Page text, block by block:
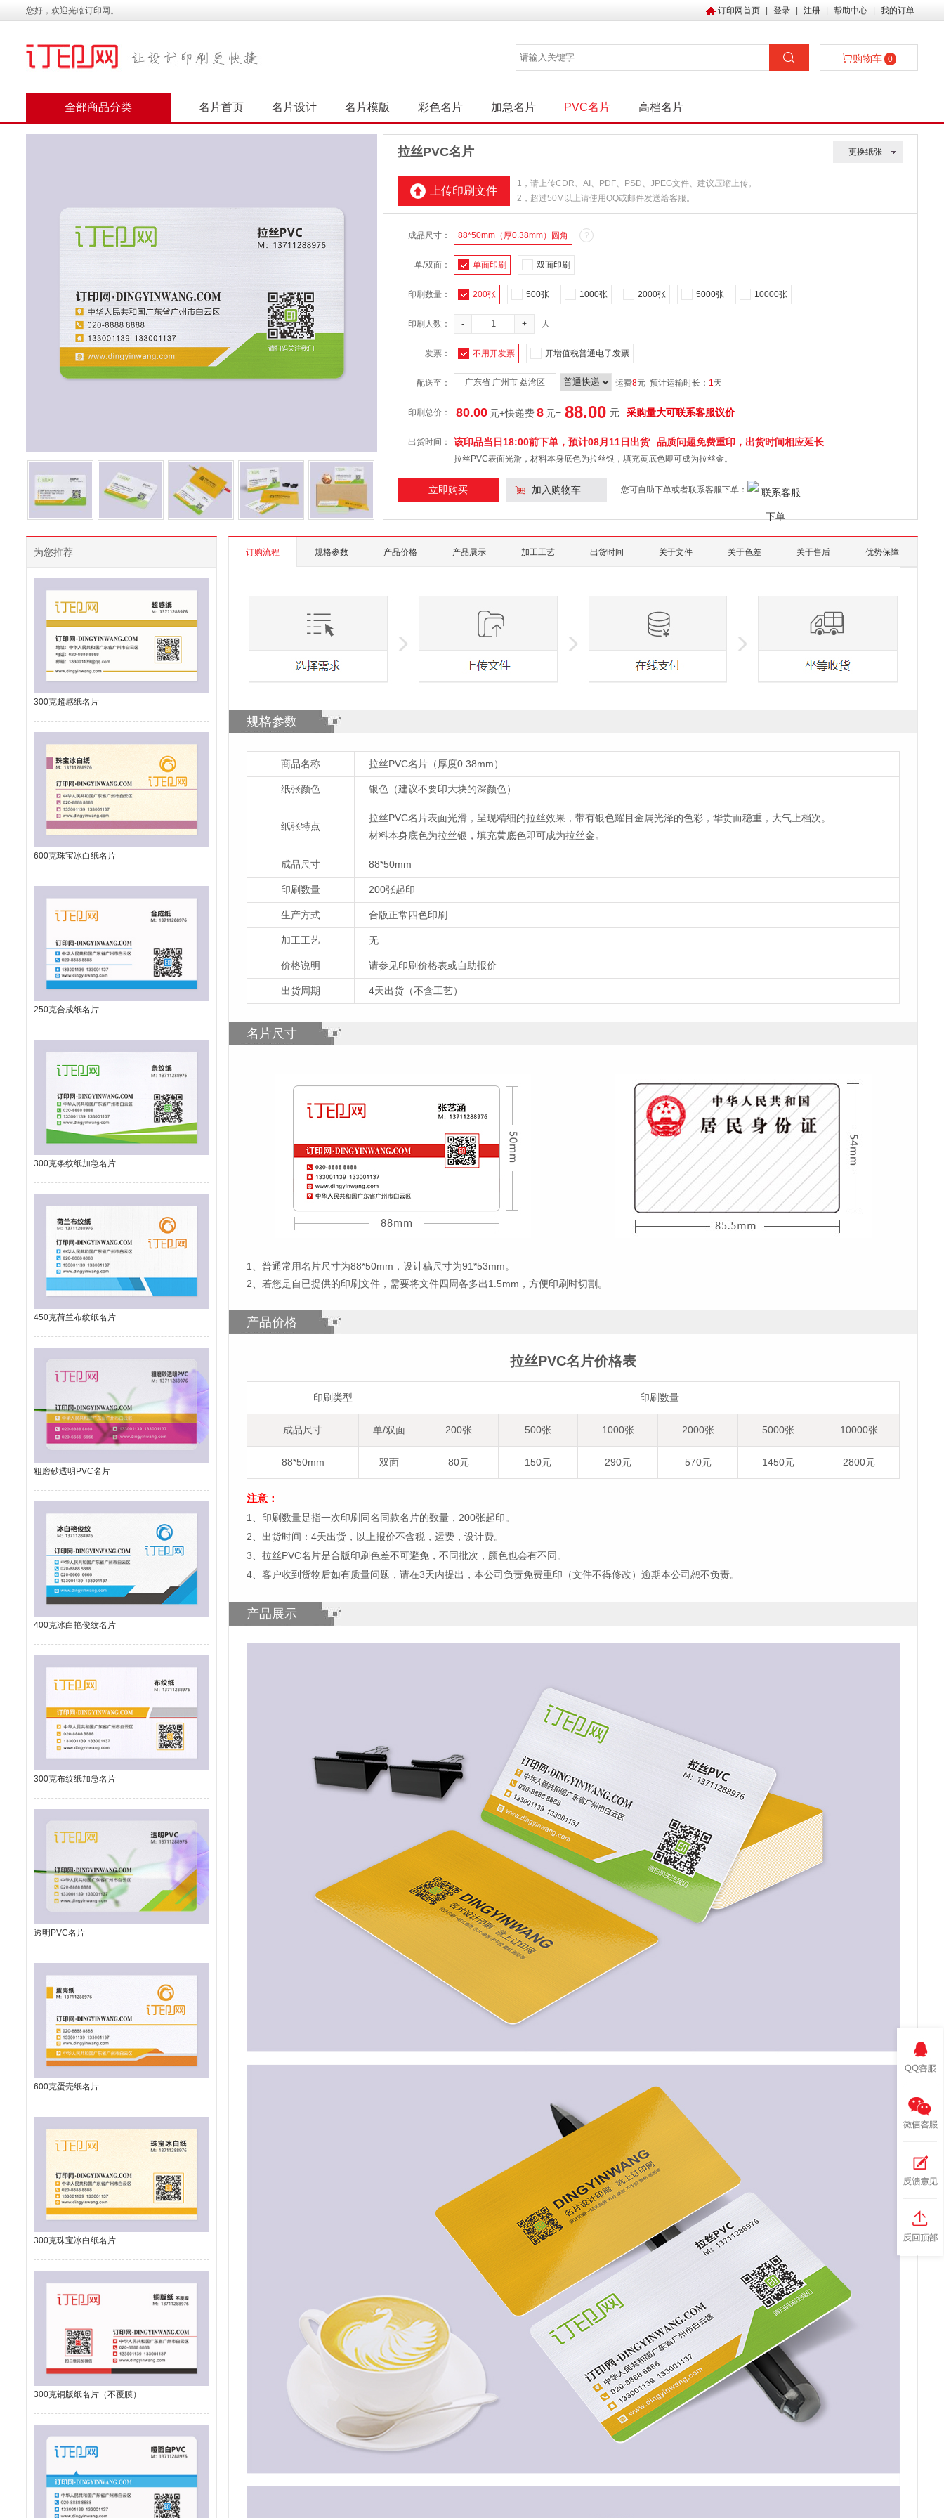
您好，欢迎光临订印网。 订印网首页 登录 注册 帮助中心 我的订单
购物车 0
全部商品分类 名片首页 名片设计 名片模版 彩色名片 加急名片 PVC名片 高档名片
拉丝PVC名片 更换纸张
上传印刷文件
1，请上传CDR、AI、PDF、PSD、JPEG文件、建议压缩上传。
2，超过50M以上请使用QQ或邮件发送给客服。
成品尺寸： 88*50mm（厚0.38mm）圆角 ?
单/双面： 单面印刷 双面印刷
印刷数量： 200张 500张 1000张 2000张 5000张 10000张
印刷人数： - + 人
发票： 不用开发票 开增值税普通电子发票
配送至： 广东省 广州市 荔湾区 运费8元 预计运输时长： 1天
印刷总价： 80.00 元+快递费8 元= 88.00 元 采购量大可联系客服议价
出货时间： 该印品当日18:00前下单，预计08月11日 出货 品质问题免费重印，出货时间相应延长
拉丝PVC表面光滑，材料本身底色为拉丝银，填充黄底色即可成为拉丝金。
立即购买 加入购物车 您可自助下单或者联系客服下单：
为您推荐
300克超感纸名片
600克珠宝冰白纸名片
250克合成纸名片
300克条纹纸加急名片
450克荷兰布纹纸名片
粗磨砂透明PVC名片
400克冰白艳俊纹名片
300克布纹纸加急名片
透明PVC名片
600克蛋壳纸名片
300克珠宝冰白纸名片
300克铜版纸名片（不覆膜）
订购流程 规格参数 产品价格 产品展示 加工工艺 出货时间 关于文件 关于色差 关于售后 优势保障
规格参数
商品名称 拉丝PVC名片（厚度0.38mm）
纸张颜色 银色（建议不要印大块的深颜色）
纸张特点
拉丝PVC名片表面光滑，呈现精细的拉丝效果，带有银色耀目金属光泽的色彩，华贵而稳重，大气上档次。
材料本身底色为拉丝银，填充黄底色即可成为拉丝金。
成品尺寸 88*50mm
印刷数量 200张起印
生产方式 合版正常四色印刷
加工工艺 无
价格说明 请参见印刷价格表或自助报价
出货周期 4天出货（不含工艺）
名片尺寸
1
普通常用名片尺寸为88*50mm，设计稿尺寸为91*53mm。
2、若您是自已提供的印刷文件，需要将文件四周各多出1.5mm，方便印刷时切割。
产品价格
拉丝PVC名片价格表
印刷类型 印刷数量
成品尺寸 单/双面 200张 500张 1000张 2000张 5000张 10000张
88*50mm 双面 80元 150元 290元 570元 1450元 2800元
注意：
1、印刷数量是指一次印刷同名同款名片的数量，200张起印。
2、出货时间：4天出货，以上报价不含税，运费，设计费。
3、拉丝PVC名片是合版印刷色差不可避免，不同批次，颜色也会有不同。
4、客户收到货物后如有质量问题，请在3天内提出，本公司负责免费重印（文件不得修改）逾期本公司恕不负责。
产品展示